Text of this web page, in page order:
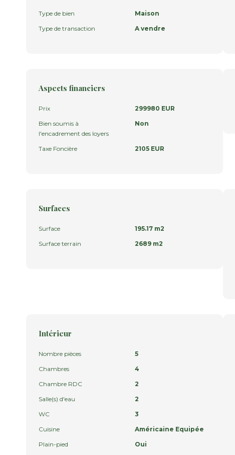
Type de bien
Maison
Type de transaction
A vendre
Aspects financiers
Prix
299980 EUR
Bien soumis à
l'encadrement des loyers
Non
Taxe Foncière 2105 EUR
Surfaces
Surface
195.17 m2
Surface terrain
2689 m2
Intérieur
Nombre pièces
5
Chambres
4
Chambre RDC
2
Salle(s) d'eau
2
WC
3
Cuisine
Américaine Equipée
Plain-pied
Oui